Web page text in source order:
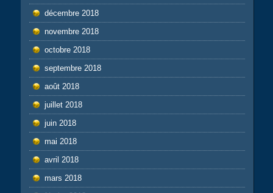
décembre 2018
novembre 2018
octobre 2018
septembre 2018
août 2018
juillet 2018
juin 2018
mai 2018
avril 2018
mars 2018